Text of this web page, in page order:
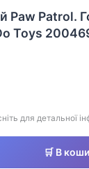
Paw Patrol.
Toys
для детальної
🛒 В